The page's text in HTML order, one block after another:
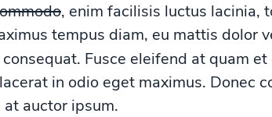
, enim facilisis luctus lacinia,
tempus diam, eu mattis dolor
Fusce eleifend at quam
in odio eget maximus. Donec
auctor ipsum.